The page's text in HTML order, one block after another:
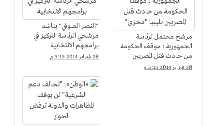
مرشح محتمل لرئاسة
الجمهورية : موقف الحكومة
من حادث قتل المصريين
بليبيا "مخزى"
28 فبراير 2014 5:15 م
"النصر الصوفي" يناشد
مرشحي الرئاسة التركيز في
برامجهم الانتخابية
28 فبراير 2014 5:15 م